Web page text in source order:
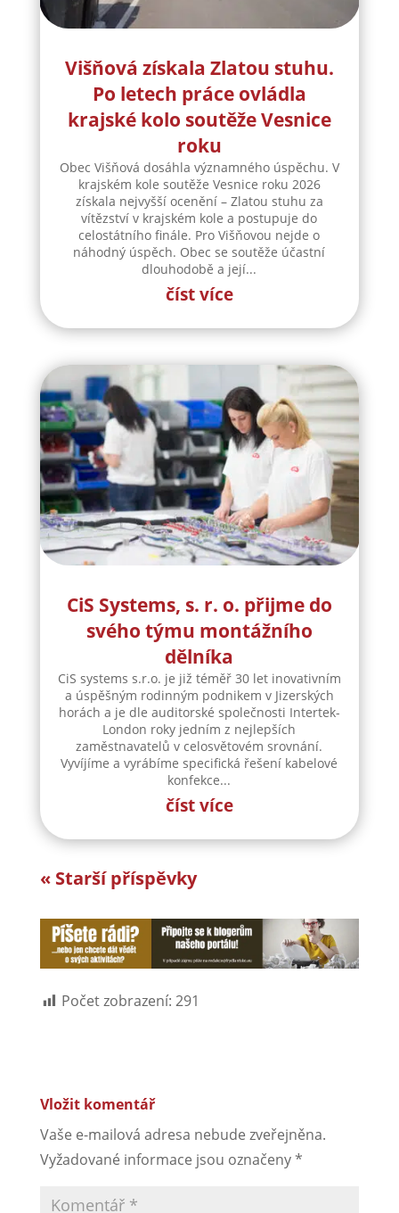
Višňová získala Zlatou stuhu.
Po letech práce ovládla
krajské kolo soutěže Vesnice
roku
Obec Višňová dosáhla významného úspěchu. V
krajském kole soutěže Vesnice roku 2026
získala nejvyšší ocenění – Zlatou stuhu za
vítězství v krajském kole a postupuje do
celostátního finále. Pro Višňovou nejde o
náhodný úspěch. Obec se soutěže účastní
dlouhodobě a její...
číst více
CiS Systems, s. r. o. přijme do
svého týmu montážního
dělníka
CiS systems s.r.o. je již téměř 30 let inovativním
a úspěšným rodinným podnikem v Jizerských
horách a je dle auditorské společnosti Intertek-
London roky jedním z nejlepších
zaměstnavatelů v celosvětovém srovnání.
Vyvíjíme a vyrábíme specifická řešení kabelové
konfekce...
číst více
« Starší příspěvky
Počet zobrazení: 291
Vložit komentář
Vaše e-mailová adresa nebude zveřejněna.
Vyžadované informace jsou označeny*